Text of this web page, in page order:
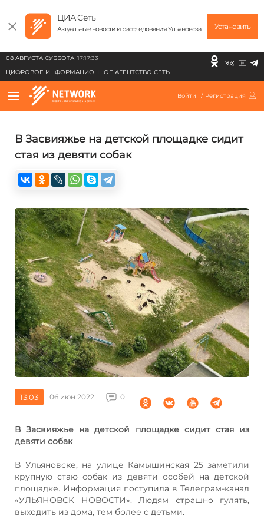
ЦИА Сеть
Актуальные новости и расследования Ульяновска Установить
08 АВГУСТА СУББОТА 17:17:33
ЦИФРОВОЕ ИНФОРМАЦИОННОЕ АГЕНТСТВО СЕТЬ
Войти / Регистрация
В Засвияжье на детской площадке сидит
стая из девяти собак
13:03 06 июн 2022 0
В Засвияжье на детской площадке сидит стая из
девяти собак
В Ульяновске, на улице Камышинская 25 заметили
крупную стаю собак из девяти особей на детской
площадке. Информация поступила в Телеграм-канал
«УЛЬЯНОВСК НОВОСТИ». Людям страшно гулять,
выходить из дома, тем более с детьми.